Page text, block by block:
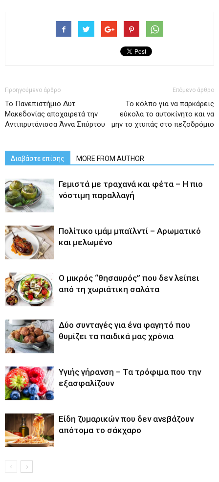
Προηγούμενο άρθρο
Το Πανεπιστήμιο Δυτ.
Μακεδονίας αποχαιρετά την
Αντιπρυτάνισσα Άννα Σπύρτου
Επόμενο άρθρο
Το κόλπο για να παρκάρεις
εύκολα το αυτοκίνητο και να
μην το χτυπάς στο πεζοδρόμιο
Διαβάστε επίσης MORE FROM AUTHOR
Γεμιστά με τραχανά και φέτα – Η πιο
νόστιμη παραλλαγή
Πολίτικο ιμάμ μπαϊλντί – Αρωματικό
και μελωμένο
O μικρός “θησαυρός” που δεν λείπει
από τη χωριάτικη σαλάτα
Δύο συνταγές για ένα φαγητό που
θυμίζει τα παιδικά μας χρόνια
Υγιής γήρανση – Τα τρόφιμα που την
εξασφαλίζουν
Είδη ζυμαρικών που δεν ανεβάζουν
απότομα το σάκχαρο